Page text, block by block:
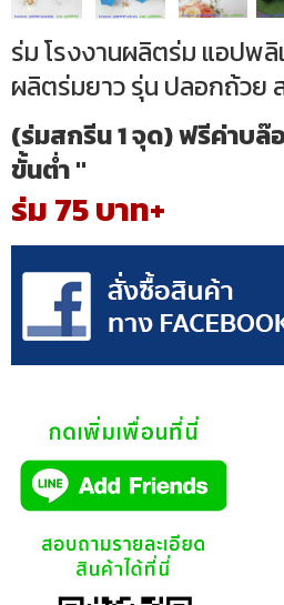
ร่ม โรงงานผลิตร่ม แอปพลิ
ผลิตร่มยาว รุ่น ปลอกถ้วย
(ร่มสกรีน 1 จุด) ฟรีค่าบล๊
ขั้นต่ำ "
ร่ม 75 บาท+